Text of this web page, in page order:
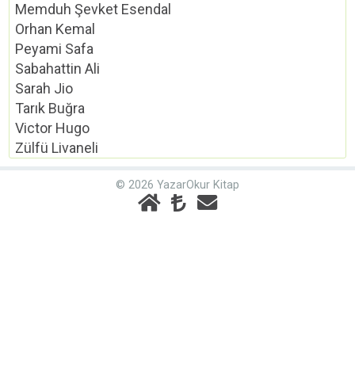
Memduh Şevket Esendal
Orhan Kemal
Peyami Safa
Sabahattin Ali
Sarah Jio
Tarık Buğra
Victor Hugo
Zülfü Livaneli
© 2026 YazarOkur Kitap